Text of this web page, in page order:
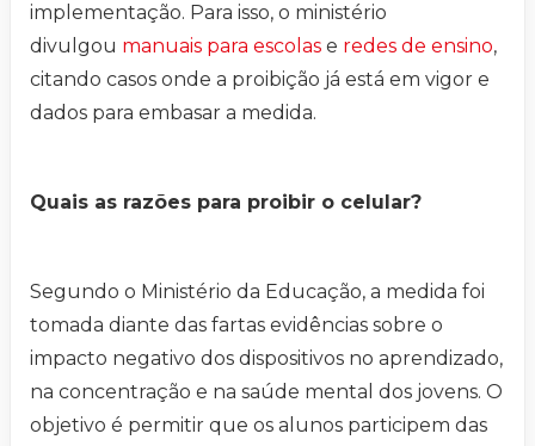
implementação. Para isso, o ministério
divulgou manuais para escolas e redes de ensino,
citando casos onde a proibição já está em vigor e
dados para embasar a medida.
Quais as razões para proibir o celular?
Segundo o Ministério da Educação, a medida foi
tomada diante das fartas evidências sobre o
impacto negativo dos dispositivos no aprendizado,
na concentração e na saúde mental dos jovens. O
objetivo é permitir que os alunos participem das